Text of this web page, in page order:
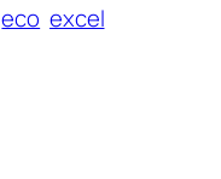
eco excel